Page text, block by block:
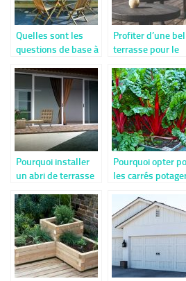
Quelles sont les
questions de base à
construction d’une
terrasse?
Profiter d’une
terrasse pour le
Pourquoi installer
un abri de terrasse
Pourquoi opter
les carrés